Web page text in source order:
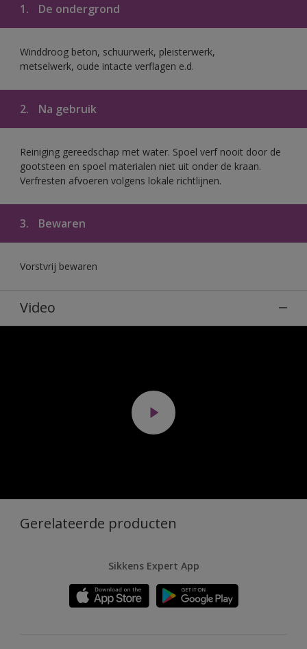
1. De ondergrond
Winddroog beton, schuurwerk, pleisterwerk,
metselwerk, oude intacte verflagen e.d.
2. Na gebruik
Reiniging gereedschap met water. Spoel verf nooit door de
gootsteen en spoel materialen niet uit onder de kraan.
Verfresten afvoeren volgens lokale richtlijnen.
3. Bewaren
Vorstvrij bewaren
Video
Gerelateerde producten
Sikkens Expert App